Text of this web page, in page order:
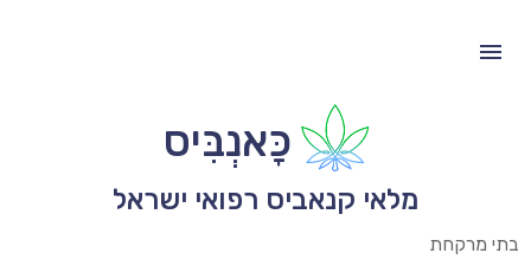
כָּאנְבִּיס
מלאי קנאביס רפואי ישראל
בתי מרקחת